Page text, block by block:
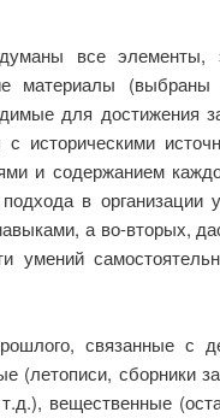
все
материалы (выбраны
для достижения
историческими
и содержанием
в организации
а во-вторых,
умений
связанные с
(летописи, сборники
вещественные